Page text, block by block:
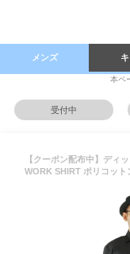
メンズ
本ペ
受付中
【クーポン配布中】ディ
WORK SHIRT ポリコット